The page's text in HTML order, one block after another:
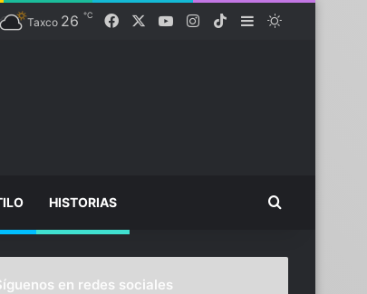
Taxco 26 ℃ FacebookYouTubeInstagram
TikTokSidebarSwitch skin
HISTORIAS Buscar...
en redes sociales